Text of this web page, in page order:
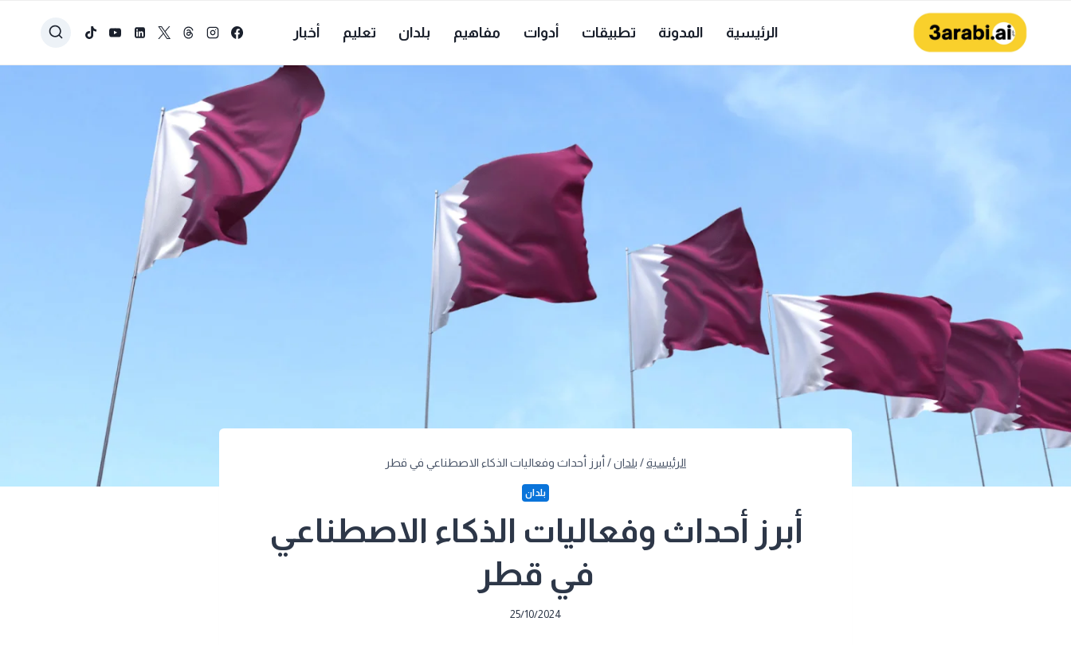
الرئيسية المدونة تطبيقات أدوات مفاهيم بلدان تعليم أخبار
الرئيسية/ بلدان/ أبرز أحداث وفعاليات الذكاء الاصطناعي في قطر
بلدان
أبرز أحداث وفعاليات الذكاء الاصطناعي
في قطر
25/10/2024